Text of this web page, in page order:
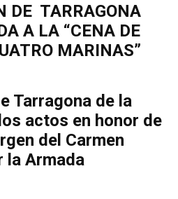
DE TARRAGONA
A LA “CENA DE
MARINAS”
Tarragona de la
actos en honor de
del Carmen
la Armada